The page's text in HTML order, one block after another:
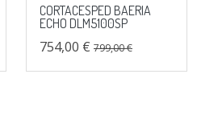
CORTACESPED BAERIA
ECHO DLM5100SP
754,00 € 799,00 €